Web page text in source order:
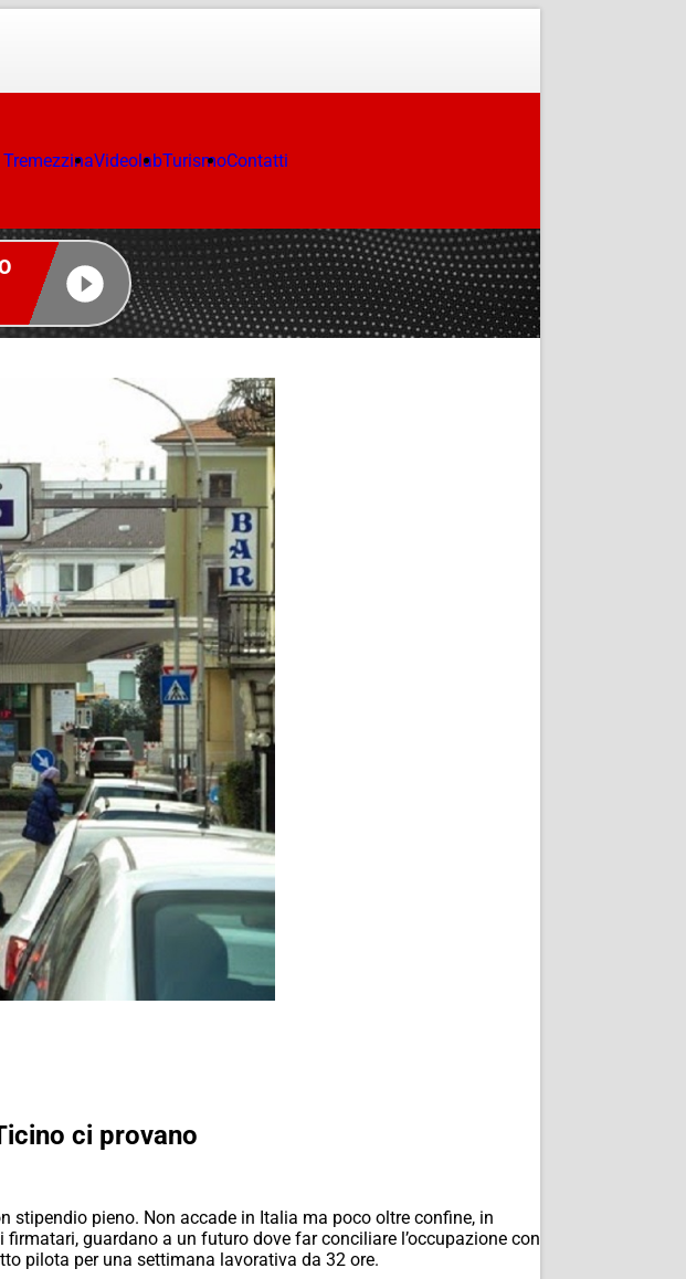
VideolabTurismoContatti
ci provano
stipendio pieno. Non accade in Italia ma poco oltre confine, in
guardano a un futuro dove far conciliare l’occupazione con
pilota per una settimana lavorativa da 32 ore.